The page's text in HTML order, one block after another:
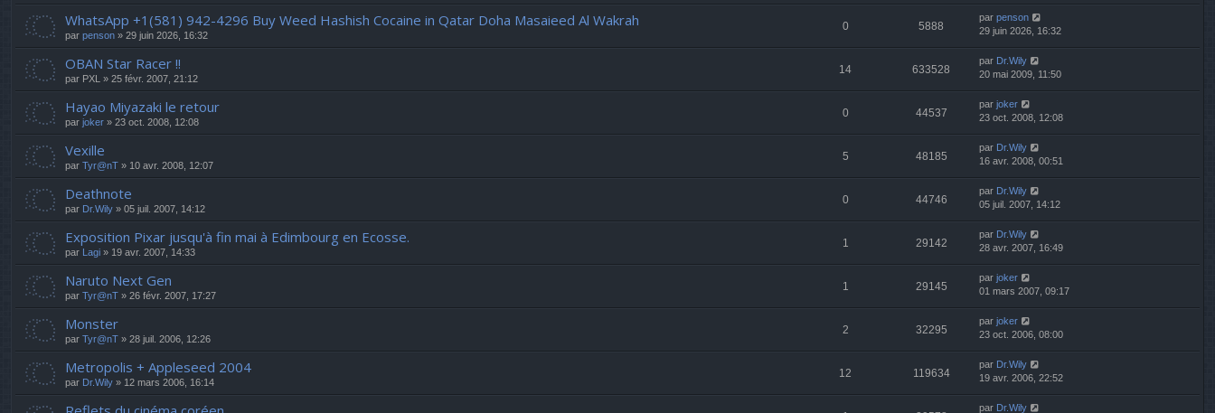
WhatsApp +1(581) 942-4296 Buy Weed Hashish Cocaine in Qatar Doha Masaieed Al Wakrah
par penson » 29 juin 2026, 16:32
0 5888
par penson
29 juin 2026, 16:32
OBAN Star Racer !!
par PXL » 25 févr. 2007, 21:12
14 633528
par Dr.Wily
20 mai 2009, 11:50
Hayao Miyazaki le retour
par joker » 23 oct. 2008, 12:08
0 44537
par joker
23 oct. 2008, 12:08
Vexille
par Tyr@nT » 10 avr. 2008, 12:07
5 48185
par Dr.Wily
16 avr. 2008, 00:51
Deathnote
par Dr.Wily » 05 juil. 2007, 14:12
0 44746
par Dr.Wily
05 juil. 2007, 14:12
Exposition Pixar jusqu'à fin mai à Edimbourg en Ecosse.
par Lagi » 19 avr. 2007, 14:33
1 29142
par Dr.Wily
28 avr. 2007, 16:49
Naruto Next Gen
par Tyr@nT » 26 févr. 2007, 17:27
1 29145
par joker
01 mars 2007, 09:17
Monster
par Tyr@nT » 28 juil. 2006, 12:26
2 32295
par joker
23 oct. 2006, 08:00
Metropolis + Appleseed 2004
par Dr.Wily » 12 mars 2006, 16:14
12 119634
par Dr.Wily
19 avr. 2006, 22:52
par Dr.Wily